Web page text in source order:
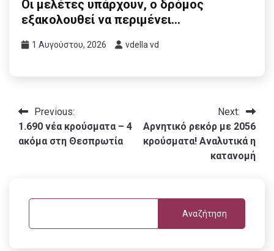
Οι μελέτες υπάρχουν, ο δρόμος
εξακολουθεί να περιμένει…
1 Αυγούστου, 2026 vdella vd
Πλοήγηση
άρθρων
Previous:
1.690 νέα κρούσματα – 4
ακόμα στη Θεσπρωτία
Next:
Αρνητικό ρεκόρ με 2056
κρούσματα! Αναλυτικά η
κατανομή
Αναζήτηση